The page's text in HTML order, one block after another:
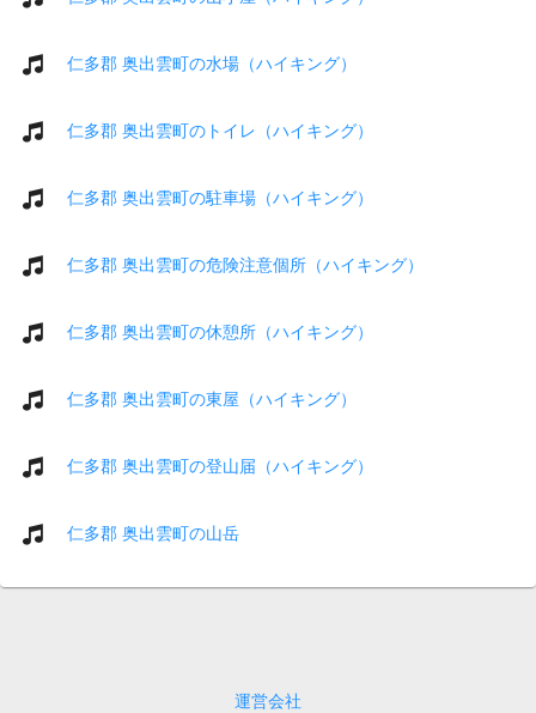
仁多郡 奥出雲町の水場（ハイキング）
仁多郡 奥出雲町のトイレ（ハイキング）
仁多郡 奥出雲町の駐車場（ハイキング）
仁多郡 奥出雲町の危険注意個所（ハイキング）
仁多郡 奥出雲町の休憩所（ハイキング）
仁多郡 奥出雲町の東屋（ハイキング）
仁多郡 奥出雲町の登山届（ハイキング）
仁多郡 奥出雲町の山岳
運営会社